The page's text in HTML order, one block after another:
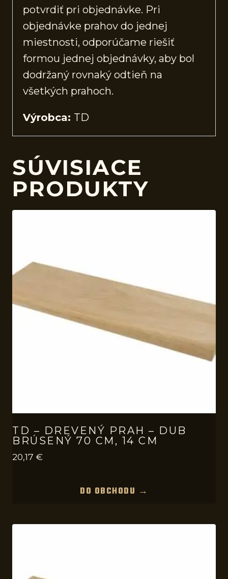
potvrdiť pri objednávke. Pri
objednávke prahov do jednej
miestnosti, odporúčame riešiť
formou jednej objednávky, aby bol
dodržaný rovnaký odtieň na
všetkých prahoch.
Výrobca: TD
SÚVISIACE
PRODUKTY
TD – DREVENÝ PRAH – DUB
BRÚSENÝ 70 CM, 14 CM
20,17 €
DO OBCHODU →